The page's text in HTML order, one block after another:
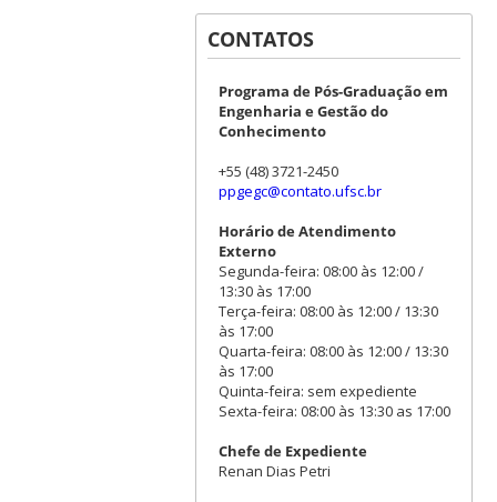
CONTATOS
Programa de Pós-Graduação em
Engenharia e Gestão do
Conhecimento
+55 (48) 3721-2450
ppgegc@contato.ufsc.br
Horário de Atendimento
Externo
Segunda-feira: 08:00 às 12:00 /
13:30 às 17:00
Terça-feira: 08:00 às 12:00 / 13:30
às 17:00
Quarta-feira: 08:00 às 12:00 / 13:30
às 17:00
Quinta-feira: sem expediente
Sexta-feira: 08:00 às 13:30 as 17:00
Chefe de Expediente
Renan Dias Petri